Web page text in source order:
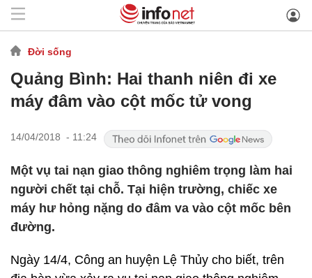
Đời sống
Quảng Bình: Hai thanh niên đi xe
máy đâm vào cột mốc tử vong
14/04/2018 - 11:24
Một vụ tai nạn giao thông nghiêm trọng làm hai
người chết tại chỗ. Tại hiện trường, chiếc xe
máy hư hỏng nặng do đâm va vào cột mốc bên
đường.
Ngày 14/4, Công an huyện Lệ Thủy cho biết, trên